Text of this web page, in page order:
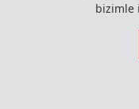
bizimle